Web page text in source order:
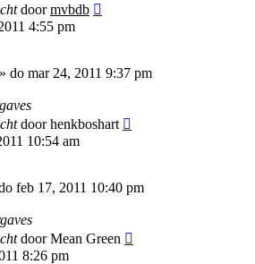
doormvbdb
4:55 pm
» do mar 24, 2011 9:37 pm
doorhenkboshart
10:54 am
feb 17, 2011 10:40 pm
doorMean Green
8:26 pm